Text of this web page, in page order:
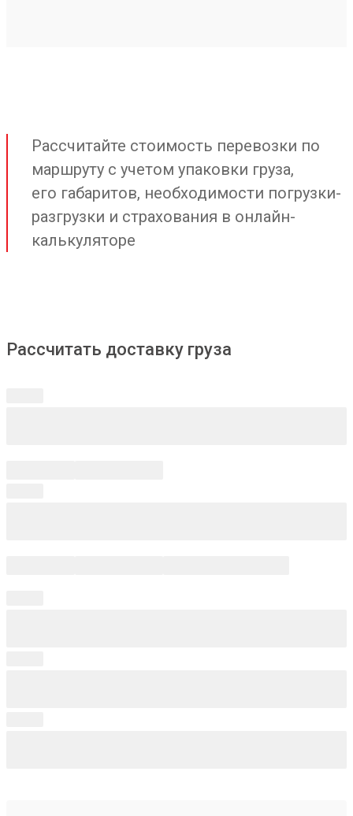
Рассчитайте стоимость перевозки по
маршруту с учетом упаковки груза,
его габаритов, необходимости погрузки-
разгрузки и страхования в онлайн-
калькуляторе
Рассчитать доставку груза